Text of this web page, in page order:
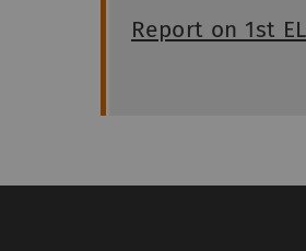
Report on 1st